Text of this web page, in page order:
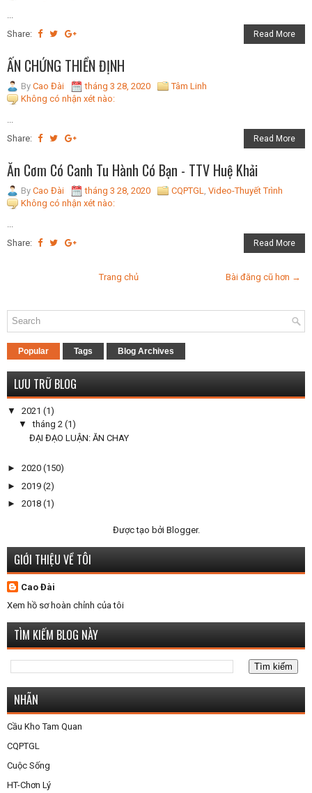
...
Share:
Read More
ẤN CHỨNG THIỀN ĐỊNH
By Cao Đài tháng 3 28, 2020
Tâm Linh
Không có nhận xét nào:
...
Share:
Read More
Ăn Cơm Có Canh Tu Hành Có Bạn - TTV Huệ Khải
By Cao Đài tháng 3 28, 2020 CQPTGL, Video-Thuyết Trình
Không có nhận xét nào:
...
Share:
Read More
Bài đăng cũ hơn →
Trang chủ
Popular Tags Blog Archives
LƯU TRỮ BLOG
▼ 2021 (1)
▼tháng 2 (1)
ĐẠI ĐẠO LUẬN: ĂN CHAY
► 2020 (150)
► 2019 (2)
► 2018 (1)
Được tạo bởi Blogger.
GIỚI THIỆU VỀ TÔI
Cao Đài
Xem hồ sơ hoàn chỉnh của tôi
TÌM KIẾM BLOG NÀY
NHÃN
Cầu Kho Tam Quan
CQPTGL
Cuộc Sống
HT-Chơn Lý